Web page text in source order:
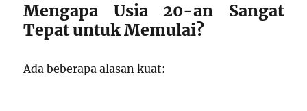
Mengapa Usia 20-an Sangat
Tepat untuk Memulai?
Ada beberapa alasan kuat: